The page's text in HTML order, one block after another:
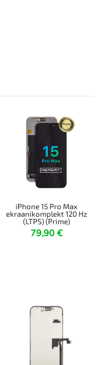
iPhone 15 Pro Max
ekraanikomplekt 120 Hz
(LTPS) (Prime)
79,90 €